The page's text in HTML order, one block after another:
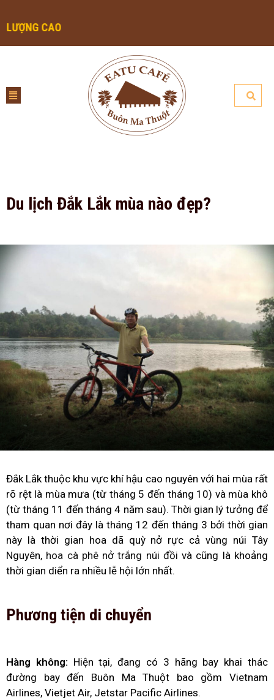
Du lịch Đắk Lắk mùa nào đẹp?
Đắk Lắk thuộc khu vực khí hậu cao nguyên với hai mùa rất
rõ rệt là mùa mưa (từ tháng 5 đến tháng 10) và mùa khô
(từ tháng 11 đến tháng 4 năm sau). Thời gian lý tưởng để
tham quan nơi đây là tháng 12 đến tháng 3 bởi thời gian
này là thời gian hoa dã quỳ nở rực cả vùng núi Tây
Nguyên, hoa cà phê nở trắng núi đồi và cũng là khoảng
thời gian diển ra nhiều lễ hội lớn nhất.
Phương tiện di chuyển
Hàng không: Hiện tại, đang có 3 hãng bay khai thác
đường bay đến Buôn Ma Thuột bao gồm Vietnam
Airlines, Vietjet Air, Jetstar Pacific Airlines.